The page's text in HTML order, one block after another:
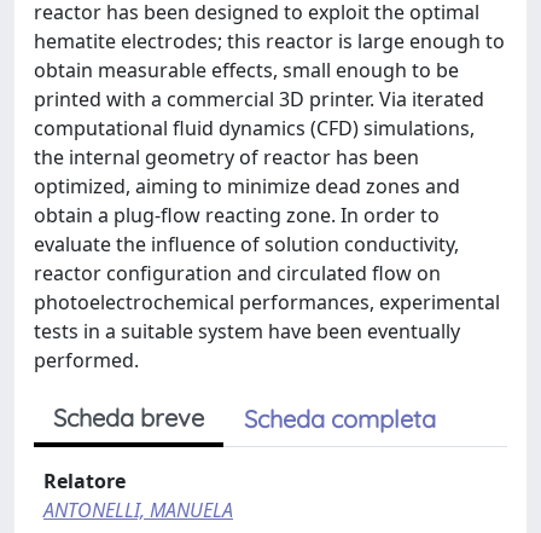
reactor has been designed to exploit the optimal
hematite electrodes; this reactor is large enough to
obtain measurable effects, small enough to be
printed with a commercial 3D printer. Via iterated
computational fluid dynamics (CFD) simulations,
the internal geometry of reactor has been
optimized, aiming to minimize dead zones and
obtain a plug-flow reacting zone. In order to
evaluate the influence of solution conductivity,
reactor configuration and circulated flow on
photoelectrochemical performances, experimental
tests in a suitable system have been eventually
performed.
Scheda breve Scheda completa
Relatore
ANTONELLI, MANUELA